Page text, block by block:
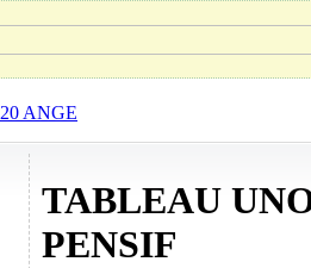
ANGE
TABLEAU
PENSIF